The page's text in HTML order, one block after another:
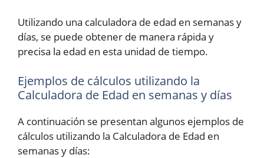
Utilizando una calculadora de edad en semanas y
días, se puede obtener de manera rápida y
precisa la edad en esta unidad de tiempo.
Ejemplos de cálculos utilizando la
Calculadora de Edad en semanas y días
A continuación se presentan algunos ejemplos de
cálculos utilizando la Calculadora de Edad en
semanas y días: